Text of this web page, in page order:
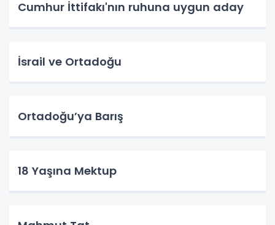
Cumhur İttifakı'nın ruhuna uygun aday
İsrail ve Ortadoğu
Ortadoğu’ya Barış
18 Yaşına Mektup